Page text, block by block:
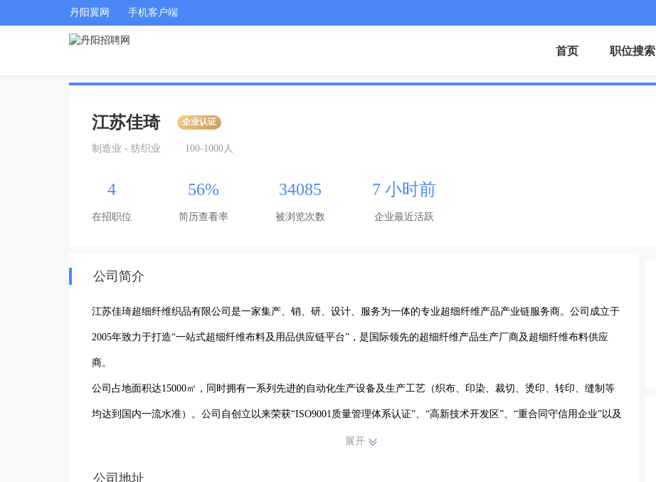
丹阳翼网 手机客户端
首页 职位搜索
江苏佳琦 企业认证
制造业 - 纺织业 100-1000人
4
在招职位
56%
简历查看率
34085
被浏览次数
7 小时前
企业最近活跃
公司简介
江苏佳琦超细纤维织品有限公司是一家集产、销、研、设计、服务为一体的专业超细纤维产品产业链服务商。公司成立于
2005年致力于打造“一站式超细纤维布料及用品供应链平台”，是国际领先的超细纤维产品生产厂商及超细纤维布料供应
商。
公司占地面积达15000㎡，同时拥有一系列先进的自动化生产设备及生产工艺（织布、印染、裁切、烫印、转印、缝制等
均达到国内一流水准）。公司自创立以来荣获“ISO9001质量管理体系认证”、“高新技术开发区”、“重合同守信用企业”以及
展开
公司地址